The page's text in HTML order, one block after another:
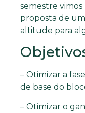
semestre
proposta de
altitude para
– Otimizar a
de base do
– Otimizar o